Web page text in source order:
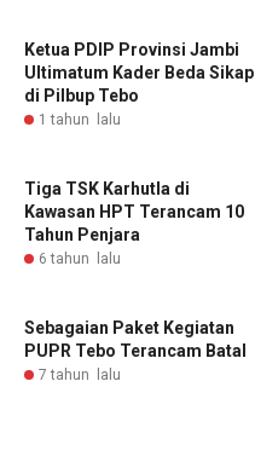
Ketua PDIP Provinsi Jambi
Ultimatum Kader Beda Sikap
di Pilbup Tebo
1 tahun lalu
Tiga TSK Karhutla di
Kawasan HPT Terancam 10
Tahun Penjara
6 tahun lalu
Sebagaian Paket Kegiatan
PUPR Tebo Terancam Batal
7 tahun lalu